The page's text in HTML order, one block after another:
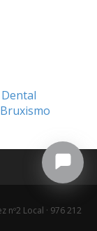
Bruxismo
nº2 Local · 976 212